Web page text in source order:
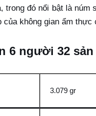
đó nổi bật là
của không gian ẩm
6 người 32
3.079 gr